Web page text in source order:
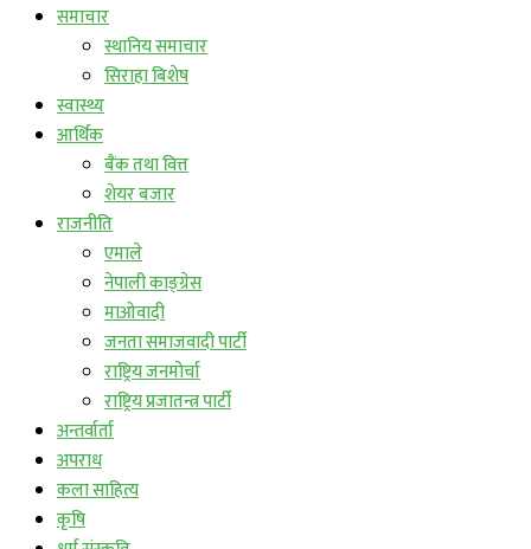
समाचार
स्थानिय समाचार
सिराहा बिशेष
स्वास्थ्य
आर्थिक
बैंक तथा वित्त
शेयर बजार
राजनीति
एमाले
नेपाली काङ्ग्रेस
माओवादी
जनता समाजवादी पार्टी
राष्ट्रिय जनमोर्चा
राष्ट्रिय प्रजातन्त्र पार्टी
अन्तर्वार्ता
अपराध
कला साहित्य
कृषि